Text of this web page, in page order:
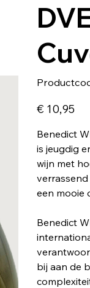
€ 10,95
Benedict
is jeugdig
wijn met
een mooie
Benedict
bij aan de